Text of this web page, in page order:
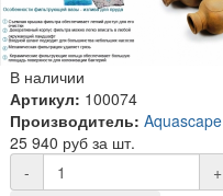
В наличии
Артикул: 100074
Производитель: Aquascape
25 940 руб за шт.
-
+